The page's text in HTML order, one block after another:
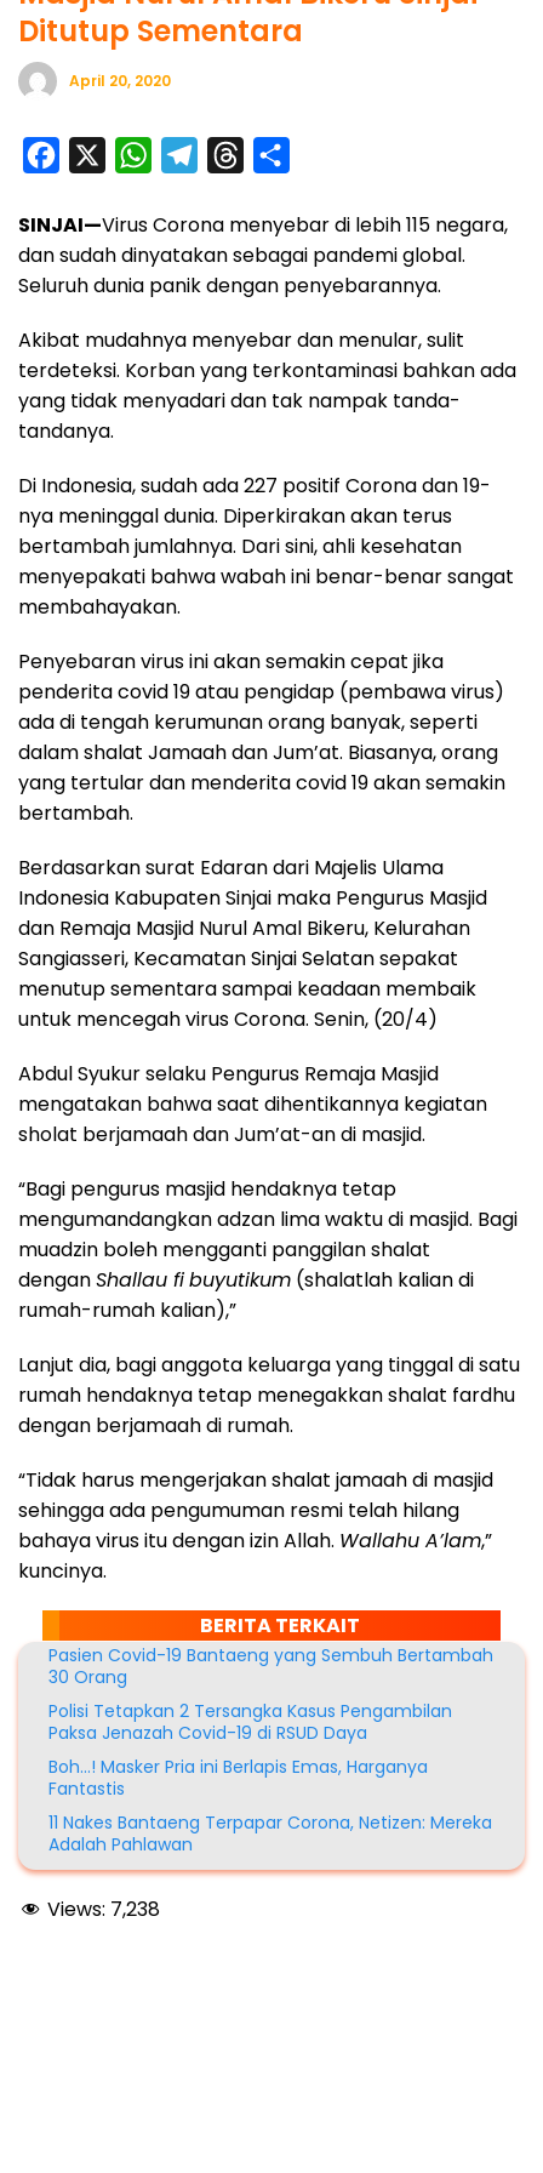
Ditutup Sementara
April 20, 2020
c
e
b
o
o
k
W
a
t
s
A
p
p
l
e
g
r
a
m
r
e
a
d
s
a
r
e
SINJAI—Virus Corona menyebar di lebih 115 negara,
dan sudah dinyatakan sebagai pandemi global.
Seluruh dunia panik dengan penyebarannya.
Akibat mudahnya menyebar dan menular, sulit
terdeteksi. Korban yang terkontaminasi bahkan ada
yang tidak menyadari dan tak nampak tanda-
tandanya.
Di Indonesia, sudah ada 227 positif Corona dan 19-
nya meninggal dunia. Diperkirakan akan terus
bertambah jumlahnya. Dari sini, ahli kesehatan
menyepakati bahwa wabah ini benar-benar sangat
membahayakan.
Penyebaran virus ini akan semakin cepat jika
penderita covid 19 atau pengidap (pembawa virus)
ada di tengah kerumunan orang banyak, seperti
dalam shalat Jamaah dan Jum’at. Biasanya, orang
yang tertular dan menderita covid 19 akan semakin
bertambah.
Berdasarkan surat Edaran dari Majelis Ulama
Indonesia Kabupaten Sinjai maka Pengurus Masjid
dan Remaja Masjid Nurul Amal Bikeru, Kelurahan
Sangiasseri, Kecamatan Sinjai Selatan sepakat
menutup sementara sampai keadaan membaik
untuk mencegah virus Corona. Senin, (20/4)
Abdul Syukur selaku Pengurus Remaja Masjid
mengatakan bahwa saat dihentikannya kegiatan
sholat berjamaah dan Jum’at-an di masjid.
“Bagi pengurus masjid hendaknya tetap
mengumandangkan adzan lima waktu di masjid. Bagi
muadzin boleh mengganti panggilan shalat
denganShallau fibuyutikum (shalatlah kalian di
rumah-rumah kalian),”
Lanjut dia, bagi anggota keluarga yang tinggal di satu
rumah hendaknya tetap menegakkan shalat fardhu
dengan berjamaah di rumah.
“Tidak harus mengerjakan shalat jamaah di masjid
sehingga ada pengumuman resmi telah hilang
bahaya virus itu dengan izin Allah. Wallahu A’lam,”
kuncinya.
BERITA TERKAIT
Pasien Covid-19 Bantaeng yang Sembuh Bertambah
30 Orang
Polisi Tetapkan 2 Tersangka Kasus Pengambilan
Paksa Jenazah Covid-19 di RSUD Daya
Boh…! Masker Pria ini Berlapis Emas, Harganya
Fantastis
11 Nakes Bantaeng Terpapar Corona, Netizen: Mereka
Adalah Pahlawan
Views: 7,238